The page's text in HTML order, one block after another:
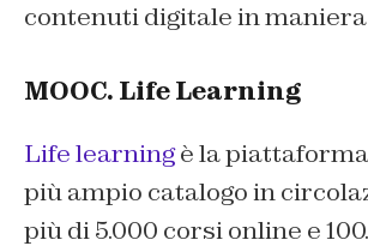
contenuti digitale in
MOOC. Life Learning
Life learningè la
più ampio catalogo in
più di 5.000 corsi online e